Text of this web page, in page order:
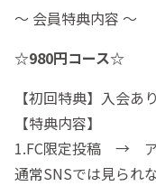
～ 会員特典内容 ～
☆980円コース☆
【初回特典】入会
【特典内容】
1.FC限定投稿 → ア
通常SNSでは見られ